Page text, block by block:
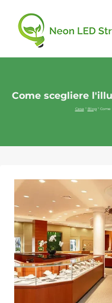
Come scegliere
Casa " Blog"